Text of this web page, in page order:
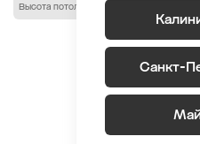
Санкт-
Высота потолка 2.75 м